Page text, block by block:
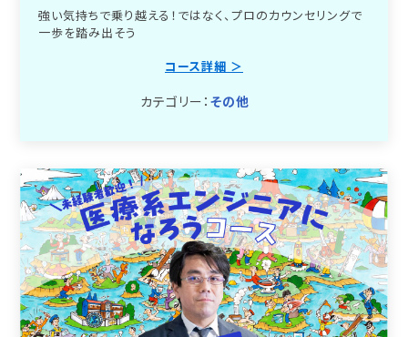
強い気持ちで乗り越える！ではなく、プロのカウンセリングで
一歩を踏み出そう
コース詳細 ＞
カテゴリー： その他